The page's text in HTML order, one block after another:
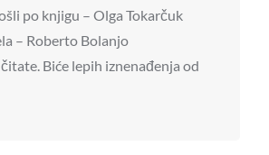
po knjigu – Olga Tokarčuk
– Roberto Bolanjo
Biće lepih iznenađenja od